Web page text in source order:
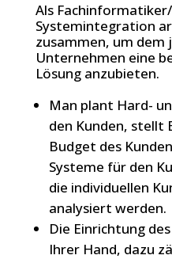
Als
Systemintegration
zusammen, um dem
Unternehmen eine
Lösung anzubieten.
Man plant Hard-
den Kunden, stellt
Budget des
Systeme für den
die individuellen
analysiert werden.
Die Einrichtung
Ihrer Hand, dazu